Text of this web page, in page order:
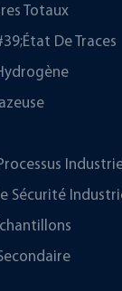
Totaux
De Traces
Sécurité